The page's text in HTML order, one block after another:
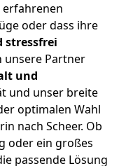
erfahrenen
oder dass ihre
stressfrei
unsere Partner
und
und unser breite
optimalen Wahl
nach Scheer. Ob
oder ein großes
passende Lösung